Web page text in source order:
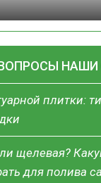
НАШИ
плитки:
щелевая?
для полива